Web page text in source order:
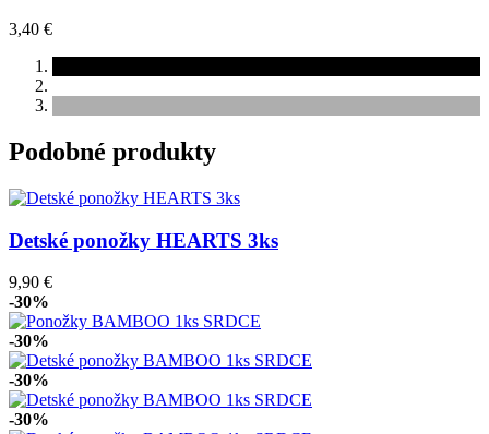
3,40 €
Podobné produkty
Detské ponožky HEARTS 3ks
9,90 €
-30%
-30%
-30%
-30%